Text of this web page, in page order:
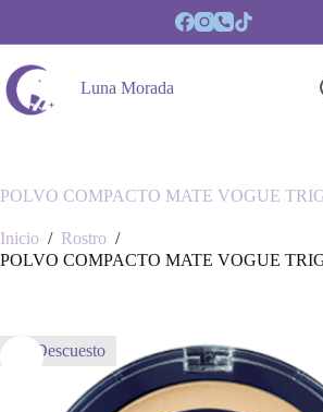
contenido
Luna Morada
POLVO COMPACTO MATE VOGUE
Inicio / Rostro /
POLVO COMPACTO MATE VOGUE
En Descuesto